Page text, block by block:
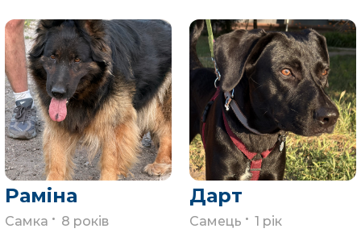
Раміна
Самка . 8 років
Дарт
Самець . 1 рік